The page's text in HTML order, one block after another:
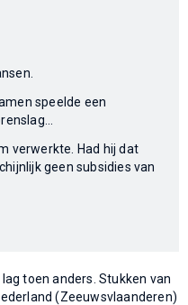
speelde een
verwerkte. Had hij dat
geen subsidies van
toen anders. Stukken van
(Zeeuwsvlaanderen)